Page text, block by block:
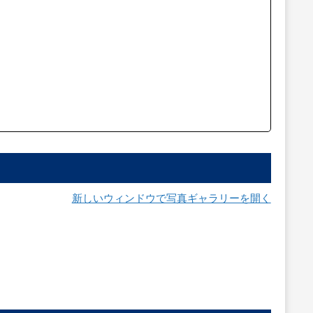
新しいウィンドウで写真ギャラリーを開く